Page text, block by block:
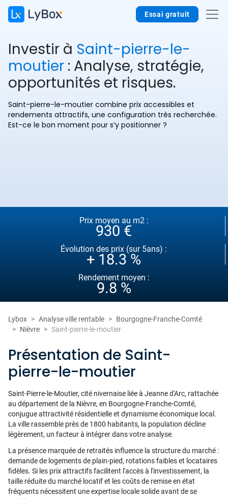
Essai gratuit
Investir à Saint-pierre-le-
moutier : Analyse, stratégie,
opportunités et risques.
Saint-pierre-le-moutier combine prix accessibles et
rendements attractifs, une configuration très recherchée.
Est-ce le bon moment pour s’y positionner ?
Prix moyen au m2 :
930 €
Évolution des prix (sur 5ans) :
+ 18.3 %
Rendement moyen :
9.8 %
Lybox Analyse ville rentable
Bourgogne-Franche-Comté
Nièvre
Saint-pierre-le-moutier
Présentation de Saint-
pierre-le-moutier
Saint-Pierre-le-Moutier, cité nivernaise liée à Jeanne d'Arc, rattachée
au département de la Nièvre, en Bourgogne-Franche-Comté,
conjugue attractivité résidentielle et dynamisme économique local.
La ville rassemble près de 1800 habitants, la population décline
légèrement, un facteur à intégrer dans votre analyse.
La présence marquée de retraités influence la structure du marché :
demande de logements de plain-pied, rotations faibles et locataires
fidèles. Si les prix attractifs facilitent l'accès à l'investissement, la
taille réduite du marché locatif et les coûts de remise en état
fréquents nécessitent une expertise locale solide avant de se